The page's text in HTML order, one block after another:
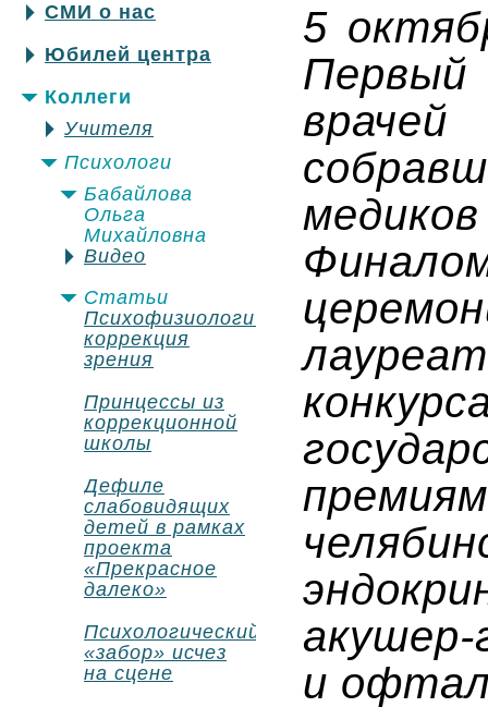
СМИ о нас
Юбилей центра
Коллеги
Учителя
Психологи
Бабайлова
Ольга
Михайловна
Видео
Статьи
Психофизиологическая
коррекция
зрения
Принцессы из
коррекционной
школы
Дефиле
слабовидящих
детей в рамках
проекта
«Прекрасное
далеко»
Психологический
«забор» исчез
на сцене
5
акушер-
и